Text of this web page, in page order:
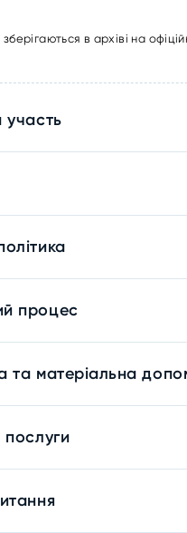
зберігаються в архіві на
участь
процес
та матеріальна
послуги